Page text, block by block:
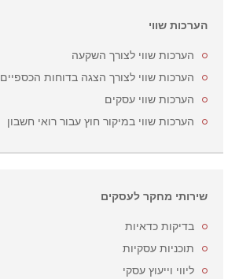
הערכות שווי
הערכות שווי לצורך השקעה
הערכות שווי לצורך הצגה בדוחות הכספיים
הערכות שווי עסקים
הערכות שווי במיקור חוץ עבור רואי חשבון
שירותי מחקר לעסקים
בדיקות כדאיות
תוכניות עסקיות
ליווי וייעוץ עסקי